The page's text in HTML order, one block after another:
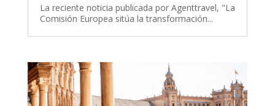
La reciente noticia publicada por Agenttravel, "La
Comisión Europea sitúa la transformación...